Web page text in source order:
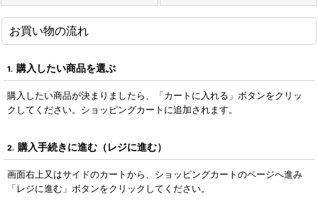
お買い物の流れ
1. 購入したい商品を選ぶ
購入したい商品が決まりましたら、「カートに入れる」ボタンをクリッ
クしてください。ショッピングカートに追加されます。
2. 購入手続きに進む（レジに進む）
画面右上又はサイドのカートから、ショッピングカートのページへ進み
「レジに進む」ボタンをクリックしてください。